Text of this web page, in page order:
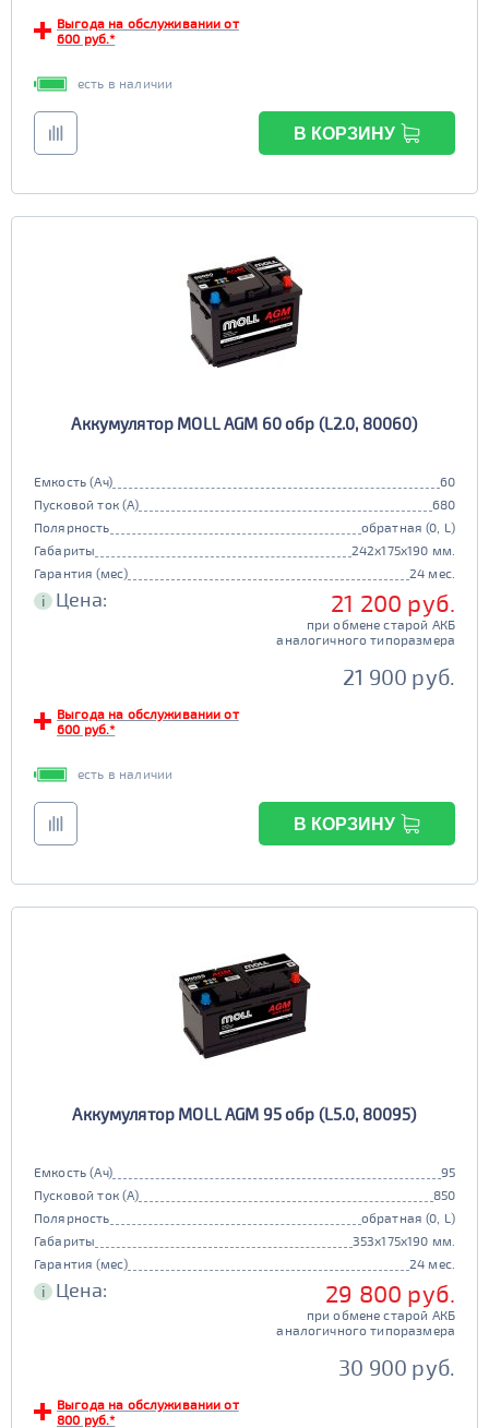
Выгода на обслуживании от
600 руб.*
есть в наличии
В КОРЗИНУ
Аккумулятор MOLL AGM 60 обр (L2.0, 80060)
Емкость (Ач)
60
Пусковой ток (А)
680
Полярность
обратная (0, L)
Габариты
242x175x190 мм.
Гарантия (мес)
24 мес.
i Цена: 21 200 руб.
при обмене старой АКБ
аналогичного типоразмера
21 900 руб.
Выгода на обслуживании от
600 руб.*
есть в наличии
В КОРЗИНУ
Аккумулятор MOLL AGM 95 обр (L5.0, 80095)
Емкость (Ач)
95
Пусковой ток (А)
850
Полярность
обратная (0, L)
Габариты
353x175x190 мм.
Гарантия (мес)
24 мес.
i Цена: 29 800 руб.
при обмене старой АКБ
аналогичного типоразмера
30 900 руб.
Выгода на обслуживании от
800 руб.*